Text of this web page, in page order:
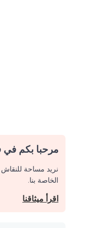
مرحبا بكم في
نريد مساحة للنقاش
الخاصة بنا.
اقرأ ميثاقنا